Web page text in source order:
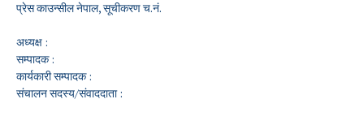
प्रेस काउन्सील नेपाल, सूचीकरण च.नं.
अध्यक्ष :
सम्पादक :
कार्यकारी सम्पादक :
संचालन सदस्य/संवाददाता :